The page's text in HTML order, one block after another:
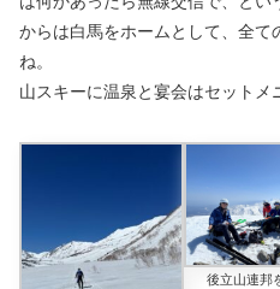
からは白馬をホームとして、全て
ね。
山スキーに温泉と宴会はセットメ
後立山連邦